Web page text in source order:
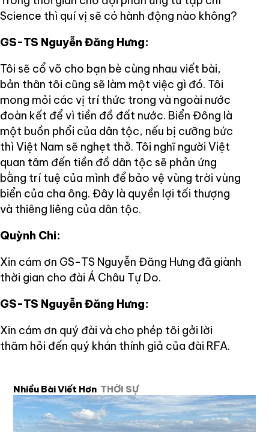
Science thì quí vị sẽ có hành động nào không?
GS-TS Nguyễn Đăng Hưng:
Tôi sẽ cổ võ cho bạn bè cùng nhau viết bài,
bản thân tôi cũng sẽ làm một việc gì đó. Tôi
mong mỏi các vị trí thức trong và ngoài nước
đoàn kết để vì tiền đồ đất nước. Biển Đông là
một buồn phổi của dân tộc, nếu bị cưỡng bức
thì Việt Nam sẽ nghẹt thở. Tôi nghĩ người Việt
quan tâm đến tiền đồ dân tộc sẽ phản ứng
bằng trí tuệ của mình để bảo vệ vùng trời vùng
biển của cha ông. Đây là quyền lợi tối thượng
và thiêng liêng của dân tộc.
Quỳnh Chi:
Xin cám ơn GS-TS Nguyễn Đăng Hưng đã giành
thời gian cho đài Á Châu Tự Do.
GS-TS Nguyễn Đăng Hưng:
Xin cám ơn quý đài và cho phép tôi gởi lời
thăm hỏi đến quý khán thính giả của đài RFA.
Nhiều Bài Viết Hơn THỜI SỰ